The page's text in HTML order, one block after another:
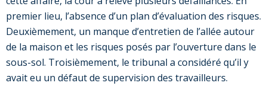
premier lieu, l’absence d’un plan d’évaluation des risques.
Deuxièmement, un manque d’entretien de l’allée autour
de la maison et les risques posés par l’ouverture dans le
sous-sol. Troisièmement, le tribunal a considéré qu’il y
avait eu un défaut de supervision des travailleurs.